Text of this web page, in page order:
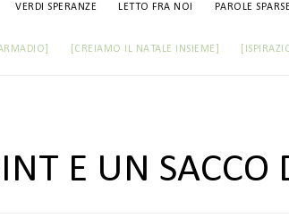
VERDI SPERANZE LETTO FRA NOI PAROLE
[CREIAMO IL NATALE INSIEME]
E UN SACCO